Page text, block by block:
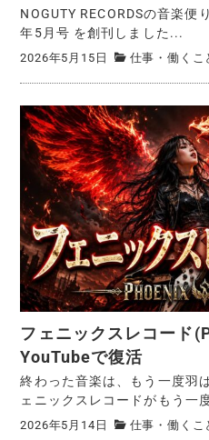
NOGUTY RECORDSの音楽
年5月号 を創刊しました...
2026年5月15日 仕事・働くこ
フェニックスレコード
YouTubeで復活
終わった音楽は、もう一度羽
ェニックスレコードがもう一
2026年5月14日 仕事・働くこ